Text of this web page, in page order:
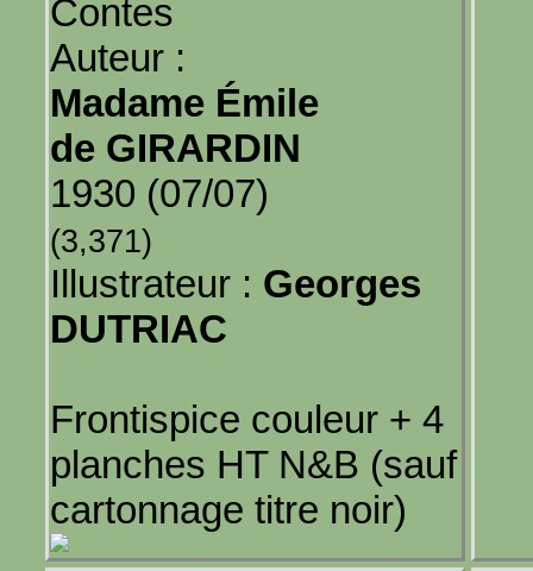
Contes
Auteur :
Madame Émile
de GIRARDIN
1930 (07/07)
(3,371)
Illustrateur : Georges
DUTRIAC
Frontispice couleur + 4
planches HT N&B (sauf
cartonnage titre noir)